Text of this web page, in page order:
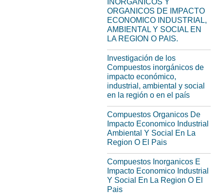
INORGANICOS Y
ORGANICOS DE IMPACTO
ECONOMICO INDUSTRIAL,
AMBIENTAL Y SOCIAL EN
LA REGION O PAIS.
Investigación de los
Compuestos inorgánicos de
impacto económico,
industrial, ambiental y social
en la región o en el país
Compuestos Organicos De
Impacto Economico Industrial
Ambiental Y Social En La
Region O El Pais
Compuestos Inorganicos E
Impacto Economico Industrial
Y Social En La Region O El
Pais